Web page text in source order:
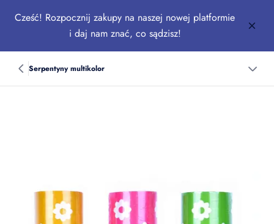
Cześć! Rozpocznij zakupy na naszej nowej platformie
i daj nam znać, co sądzisz!
Serpentyny multikolor